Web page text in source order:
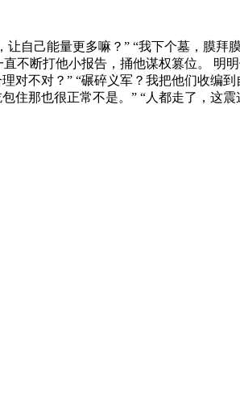
自己能量更多嘛？” “我下个墓，膜
不断打他小报告，捅他谋权篡位。
对不对？” “碾碎义军？我把他们收编
住那也很正常不是。” “人都走了，这